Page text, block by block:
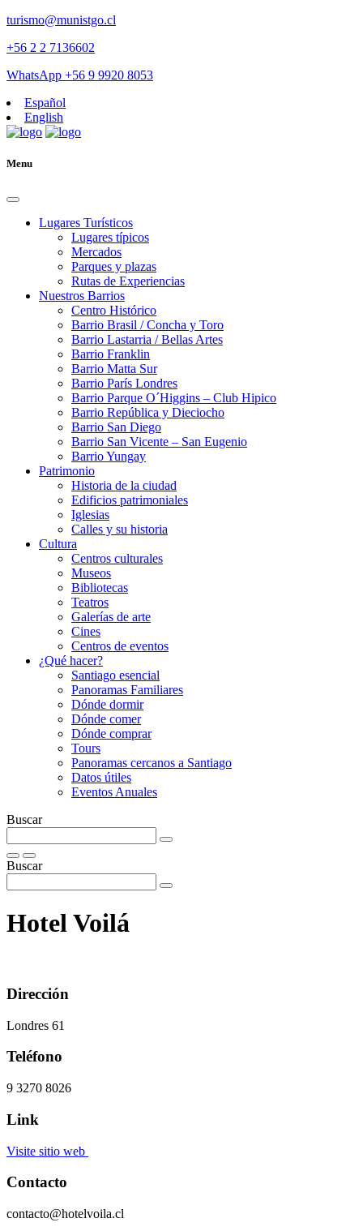
turismo@munistgo.cl
+56 2 2 7136602
WhatsApp +56 9 9920 8053
Español
English
Menu
Lugares Turísticos
Lugares tí­picos
Mercados
Parques y plazas
Rutas de Experiencias
Nuestros Barrios
Centro Histórico
Barrio Brasil / Concha y Toro
Barrio Lastarria / Bellas Artes
Barrio Franklin
Barrio Matta Sur
Barrio Parí­s Londres
Barrio Parque O´Higgins – Club Hipico
Barrio República y Dieciocho
Barrio San Diego
Barrio San Vicente – San Eugenio
Barrio Yungay
Patrimonio
Historia de la ciudad
Edificios patrimoniales
Iglesias
Calles y su historia
Cultura
Centros culturales
Museos
Bibliotecas
Teatros
Galerí­as de arte
Cines
Centros de eventos
¿Qué hacer?
Santiago esencial
Panoramas Familiares
Dónde dormir
Dónde comer
Dónde comprar
Tours
Panoramas cercanos a Santiago
Datos útiles
Eventos Anuales
Buscar
Buscar
Hotel Voilá
Dirección
Londres 61
Teléfono
9 3270 8026
Link
Visite sitio web
Contacto
contacto@hotelvoila.cl